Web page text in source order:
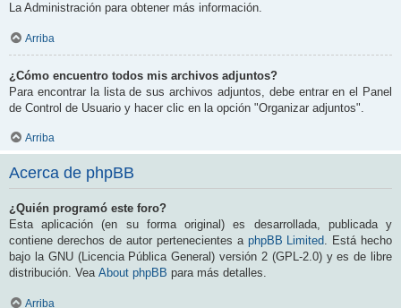
La Administración para obtener más información.
Arriba
¿Cómo encuentro todos mis archivos adjuntos?
Para encontrar la lista de sus archivos adjuntos, debe entrar en el Panel
de Control de Usuario y hacer clic en la opción "Organizar adjuntos".
Arriba
Acerca de phpBB
¿Quién programó este foro?
Esta aplicación (en su forma original) es desarrollada, publicada y
contiene derechos de autor pertenecientes a phpBB Limited. Está hecho
bajo la GNU (Licencia Pública General) versión 2 (GPL-2.0) y es de libre
distribución. Vea About phpBB para más detalles.
Arriba